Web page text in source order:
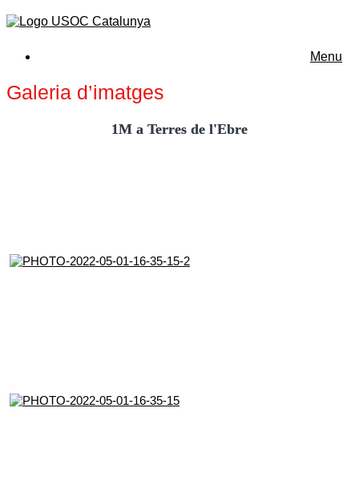
Menu
Galeria d’imatges
1M a Terres de l'Ebre